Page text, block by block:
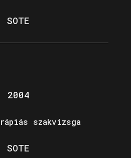
SOTE
2004
szakvizsga
SOTE